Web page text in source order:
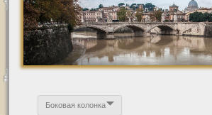
Боковая колонка